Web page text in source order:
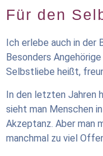
Für den
Ich erlebe auch in der
Besonders
Selbstliebe heißt,
In den letzten Jahren
sieht man Menschen
Akzeptanz. Aber man
manchmal zu viel